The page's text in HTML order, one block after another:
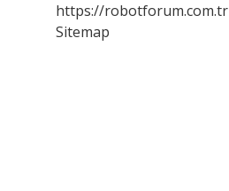
https://robotforum.com.tr
Sitemap